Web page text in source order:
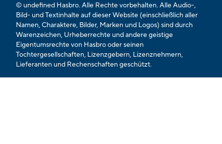
© undefined Hasbro. Alle Rechte vorbehalten. Alle Audio-,
Bild- und Textinhalte auf dieser Website (einschließlich aller
Namen, Charaktere, Bilder, Marken und Logos) sind durch
Warenzeichen, Urheberrechte und andere geistige
Eigentumsrechte von Hasbro oder seinen
Tochtergesellschaften, Lizenzgebern, Lizenznehmern,
Lieferanten und Rechenschaften geschützt.